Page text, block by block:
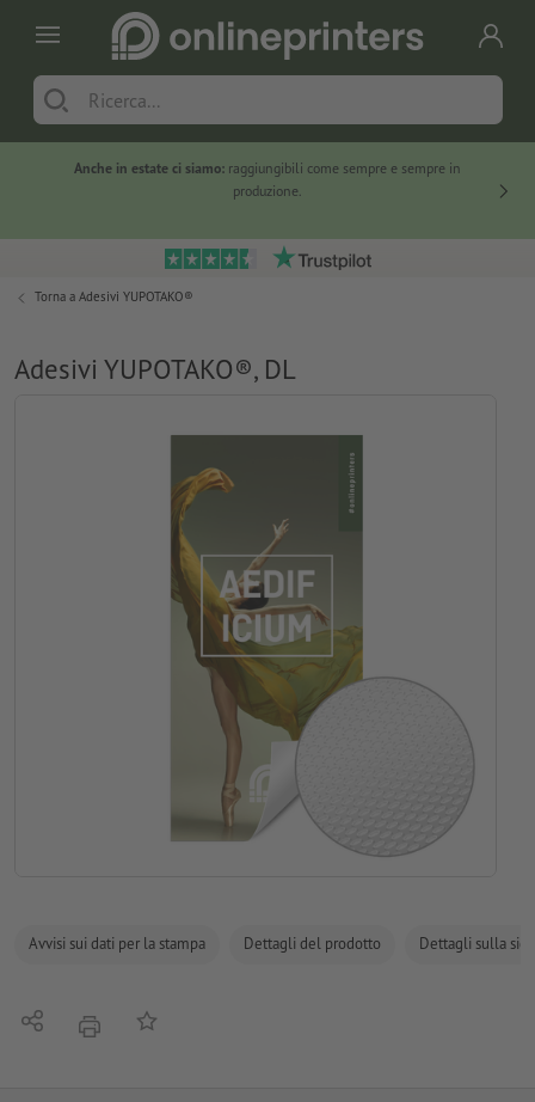
Anche in estate ci siamo: raggiungibili come sempre e sempre in
produzione.
Torna a Adesivi YUPOTAKO®
Adesivi YUPOTAKO®, DL
Avvisi sui dati per la stampa Dettagli del prodotto Dettagli sulla
Condividistamparealla lista preferiti